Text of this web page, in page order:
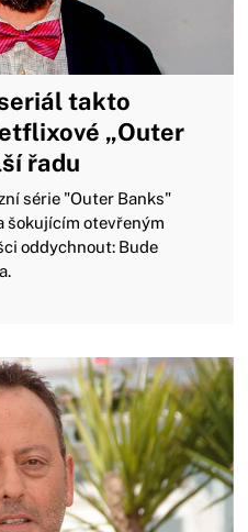
takto
„Outer
řadu
série "Outer Banks"
šokujícím otevřeným
oddychnout: Bude